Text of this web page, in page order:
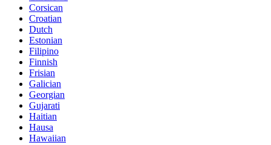
Corsican
Croatian
Dutch
Estonian
Filipino
Finnish
Frisian
Galician
Georgian
Gujarati
Haitian
Hausa
Hawaiian